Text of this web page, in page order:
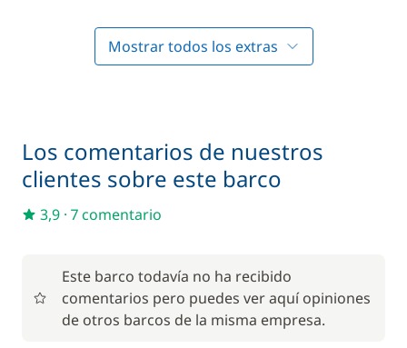
Puesta en mano Incluido en el precio
—
Tarifas de esclusas Incluido en el precio
—
Alquiler Bicicleta - Adulto 59,50 €
/ semana
Mostrar todos los extras
Los comentarios de nuestros
clientes sobre este barco
3,9 · 7 comentario
Este barco todavía no ha recibido
comentarios pero puedes ver aquí opiniones
de otros barcos de la misma empresa.